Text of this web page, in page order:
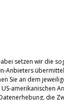
setzen wir die
Anbieters
Sie an dem
amerikanischen
die